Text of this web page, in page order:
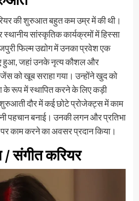
की शुरुआत बहुत कम उम्र में की थी।
सांस्कृतिक कार्यक्रमों में हिस्सा
फिल्म उद्योग में उनका प्रवेश एक
हुआ, जहां उनके नृत्य कौशल और
को खूब सराहा गया। उन्होंने खुद को
के रूप में स्थापित करने के लिए कड़ी
दौर में कई छोटे प्रोजेक्ट्स में काम
पहचान बनाई। उनकी लगन और प्रतिभा
काम करने का अवसर प्रदान किया।
/ संगीत करियर